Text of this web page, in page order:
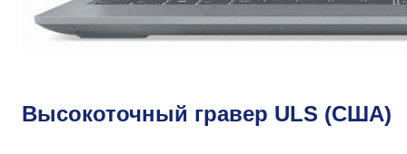
Высокоточный гравер ULS (США)